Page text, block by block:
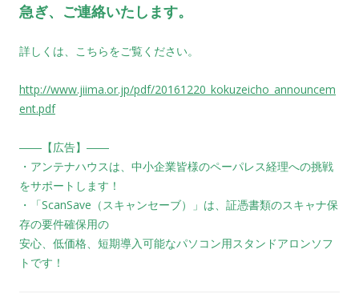
急ぎ、ご連絡いたします。
詳しくは、こちらをご覧ください。
http://www.jiima.or.jp/pdf/20161220_kokuzeicho_announcem
ent.pdf
――【広告】――
・アンテナハウスは、中小企業皆様のペーパレス経理への挑戦
をサポートします！
・「ScanSave（スキャンセーブ）」は、証憑書類のスキャナ保
存の要件確保用の
安心、低価格、短期導入可能なパソコン用スタンドアロンソフ
トです！